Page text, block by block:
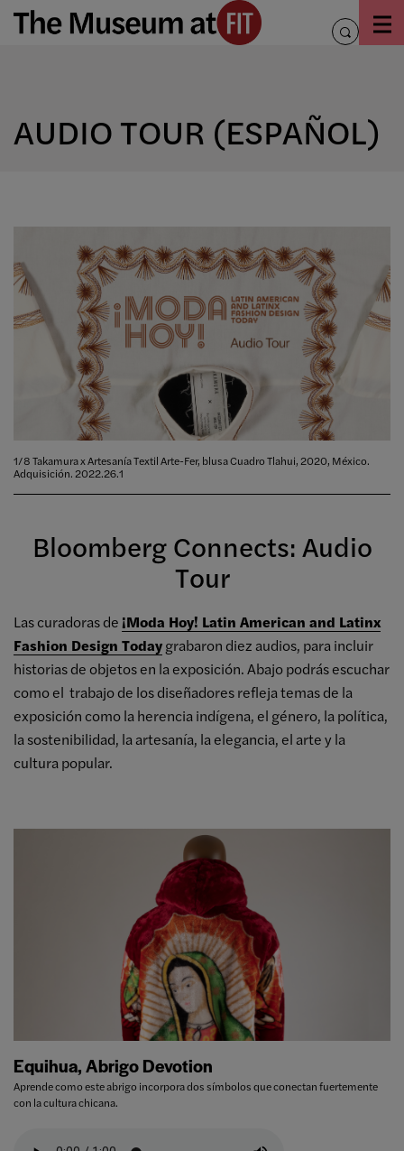
Skip
toggle
AUDIO TOUR (ESPAÑOL)
1/8 Takamura x Artesanía Textil Arte-Fer, blusa Cuadro Tlahui, 2020, México.
Adquisición. 2022.26.1
Bloomberg Connects: Audio
Tour
Las curadoras de ¡Moda Hoy! Latin American and Latinx
Fashion Design Todaygrabaron diez audios, para incluir
historias de objetos en la exposición. Abajo podrás escuchar
como el trabajo de los diseñadores refleja temas de la
exposición como la herencia indígena, el género, la política,
la sostenibilidad, la artesanía, la elegancia, el arte y la
cultura popular.
Equihua, Abrigo Devotion
Aprende como este abrigo incorpora dos símbolos que conectan fuertemente
con la cultura chicana.